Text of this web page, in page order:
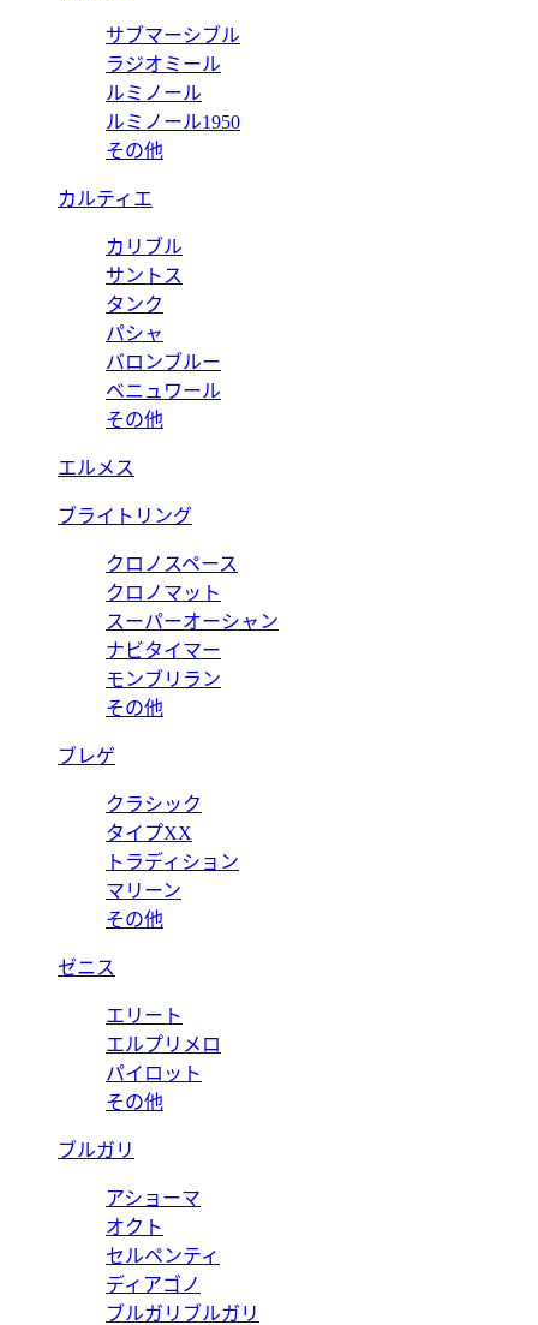
サブマーシブル
ラジオミール
ルミノール
ルミノール1950
その他
カルティエ
カリブル
サントス
タンク
パシャ
バロンブルー
ベニュワール
その他
エルメス
ブライトリング
クロノスペース
クロノマット
スーパーオーシャン
ナビタイマー
モンブリラン
その他
ブレゲ
クラシック
タイプXX
トラディション
マリーン
その他
ゼニス
エリート
エルプリメロ
パイロット
その他
ブルガリ
アショーマ
オクト
セルペンティ
ディアゴノ
ブルガリブルガリ